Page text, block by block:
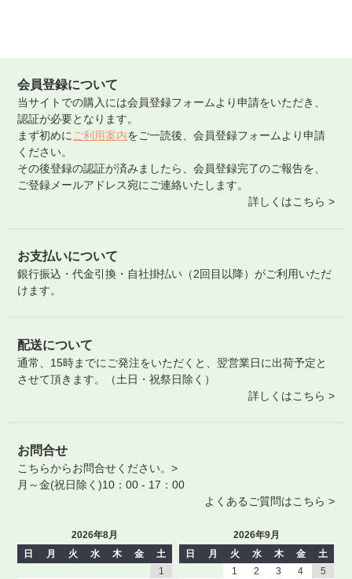
会員登録について
当サイトでの購入には会員登録フォームより申請をいただき、
認証が必要となります。
まず初めに ご利用案内をご一読後、会員登録フォームより申請
ください。
その後登録の認証が済みましたら、会員登録完了のご報告を、
ご登録メールアドレス宛にご連絡いたします。
詳しくはこちら >
お支払いについて
銀行振込・代金引換・自社掛払い（2回目以降）がご利用いただ
けます。
配送について
通常、15時までにご発注をいただくと、翌営業日に出荷予定と
させて頂きます。（土日・祝祭日除く）
詳しくはこちら >
お問合せ
こちらからお問合せください。>
月～金(祝日除く)10：00 - 17：00
よくあるご質問はこちら >
2026年8月
日
月 火 水 木 金
土
1
2026年9月
日
月 火 水 木 金
土
1
2 3 4
5